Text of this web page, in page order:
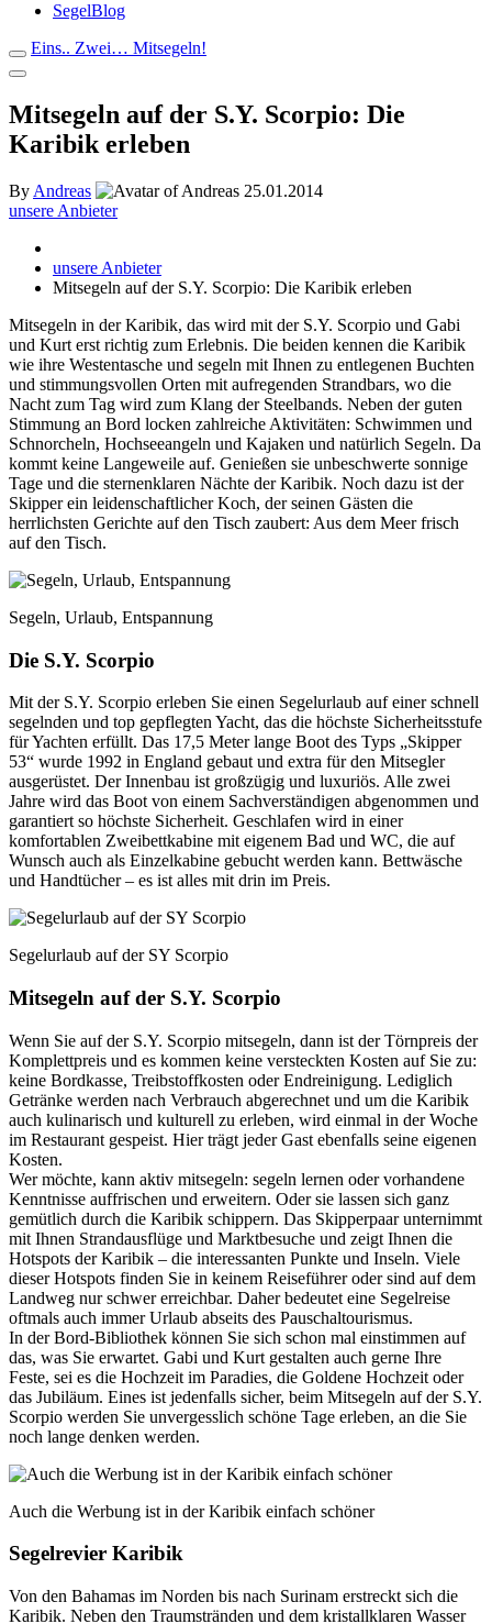
SegelBlog
Eins.. Zwei… Mitsegeln!
Mitsegeln auf der S.Y. Scorpio: Die
Karibik erleben
By Andreas
25.01.2014
unsere Anbieter
unsere Anbieter
Mitsegeln auf der S.Y. Scorpio: Die Karibik erleben
Mitsegeln in der Karibik, das wird mit der S.Y. Scorpio und Gabi
und Kurt erst richtig zum Erlebnis. Die beiden kennen die Karibik
wie ihre Westentasche und segeln mit Ihnen zu entlegenen Buchten
und stimmungsvollen Orten mit aufregenden Strandbars, wo die
Nacht zum Tag wird zum Klang der Steelbands. Neben der guten
Stimmung an Bord locken zahlreiche Aktivitäten: Schwimmen und
Schnorcheln, Hochseeangeln und Kajaken und natürlich Segeln. Da
kommt keine Langeweile auf. Genießen sie unbeschwerte sonnige
Tage und die sternenklaren Nächte der Karibik. Noch dazu ist der
Skipper ein leidenschaftlicher Koch, der seinen Gästen die
herrlichsten Gerichte auf den Tisch zaubert: Aus dem Meer frisch
auf den Tisch.
Segeln, Urlaub, Entspannung
Die S.Y. Scorpio
Mit der S.Y. Scorpio erleben Sie einen Segelurlaub auf einer schnell
segelnden und top gepflegten Yacht, das die höchste Sicherheitsstufe
für Yachten erfüllt. Das 17,5 Meter lange Boot des Typs „Skipper
53“ wurde 1992 in England gebaut und extra für den Mitsegler
ausgerüstet. Der Innenbau ist großzügig und luxuriös. Alle zwei
Jahre wird das Boot von einem Sachverständigen abgenommen und
garantiert so höchste Sicherheit. Geschlafen wird in einer
komfortablen Zweibettkabine mit eigenem Bad und WC, die auf
Wunsch auch als Einzelkabine gebucht werden kann. Bettwäsche
und Handtücher – es ist alles mit drin im Preis.
Segelurlaub auf der SY Scorpio
Mitsegeln auf der S.Y. Scorpio
Wenn Sie auf der S.Y. Scorpio mitsegeln, dann ist der Törnpreis der
Komplettpreis und es kommen keine versteckten Kosten auf Sie zu:
keine Bordkasse, Treibstoffkosten oder Endreinigung. Lediglich
Getränke werden nach Verbrauch abgerechnet und um die Karibik
auch kulinarisch und kulturell zu erleben, wird einmal in der Woche
im Restaurant gespeist. Hier trägt jeder Gast ebenfalls seine eigenen
Kosten.
Wer möchte, kann aktiv mitsegeln: segeln lernen oder vorhandene
Kenntnisse auffrischen und erweitern. Oder sie lassen sich ganz
gemütlich durch die Karibik schippern. Das Skipperpaar unternimmt
mit Ihnen Strandausflüge und Marktbesuche und zeigt Ihnen die
Hotspots der Karibik – die interessanten Punkte und Inseln. Viele
dieser Hotspots finden Sie in keinem Reiseführer oder sind auf dem
Landweg nur schwer erreichbar. Daher bedeutet eine Segelreise
oftmals auch immer Urlaub abseits des Pauschaltourismus.
In der Bord-Bibliothek können Sie sich schon mal einstimmen auf
das, was Sie erwartet. Gabi und Kurt gestalten auch gerne Ihre
Feste, sei es die Hochzeit im Paradies, die Goldene Hochzeit oder
das Jubiläum. Eines ist jedenfalls sicher, beim Mitsegeln auf der S.Y.
Scorpio werden Sie unvergesslich schöne Tage erleben, an die Sie
noch lange denken werden.
Auch die Werbung ist in der Karibik einfach schöner
Segelrevier Karibik
Von den Bahamas im Norden bis nach Surinam erstreckt sich die
Karibik. Neben den Traumstränden und dem kristallklaren Wasser